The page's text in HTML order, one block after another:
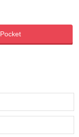
Pocket